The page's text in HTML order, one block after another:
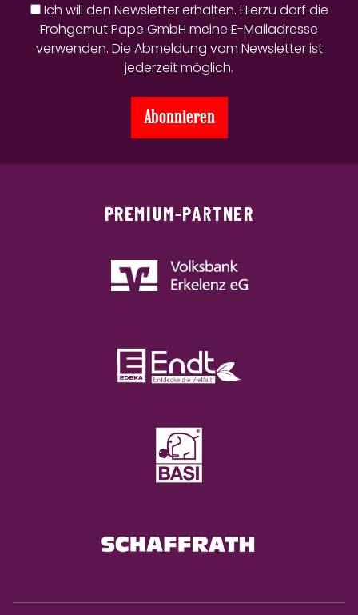
Ich will den Newsletter erhalten. Hierzu darf die
Frohgemut Pape GmbH meine E-Mailadresse
verwenden. Die Abmeldung vom Newsletter ist
jederzeit möglich.
PREMIUM-PARTNER